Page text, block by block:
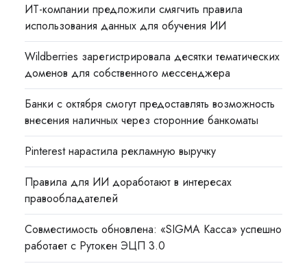
ИТ-компании предложили смягчить правила
использования данных для обучения ИИ
Wildberries зарегистрировала десятки тематических
доменов для собственного мессенджера
Банки с октября смогут предоставлять возможность
внесения наличных через сторонние банкоматы
Pinterest нарастила рекламную выручку
Правила для ИИ доработают в интересах
правообладателей
Совместимость обновлена: «SIGMA Касса» успешно
работает с Рутокен ЭЦП 3.0